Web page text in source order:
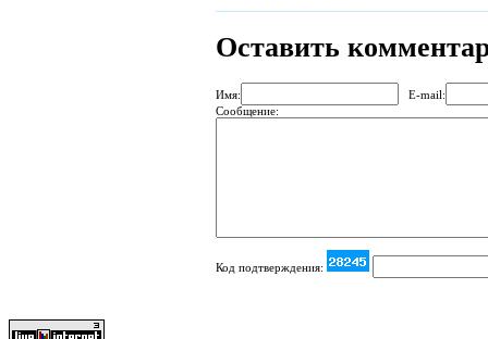
Оставить
Имя:
E-mail:
Сообщение:
Код подтверждения: